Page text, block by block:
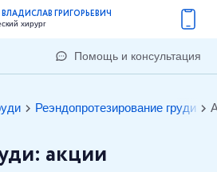
ГРИГОРЬЕВИЧ
хирург
Помощь и консультация
Реэндопротезирование груди
акции